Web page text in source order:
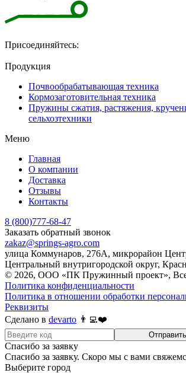
Присоединяйтесь:
Продукция
Почвообрабатывающая техника
Кормозаготовительная техника
Пружины сжатия, растяжения,
сельхозтехники
Меню
Главная
О компании
Доставка
Отзывы
Контакты
8 (800)777-68-47
Заказать обратный звонок
zakaz@springs-agro.com
улица Коммунаров, 276А, микрорайон
Центральный внутригородской округ,
© 2026, ООО «ПК Пружинный проект»,
Политика конфиденциальности
Политика в отношении обработки
Реквизиты
Сделано в devarto 👨‍💻❤️
Отправить
Спасибо за заявку
Спасибо за заявку. Скоро мы с вами
Выберите город